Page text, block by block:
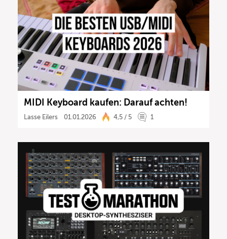
MIDI Keyboard kaufen: Darauf achten!
Lasse Eilers 01.01.2026 4,5 / 5 1